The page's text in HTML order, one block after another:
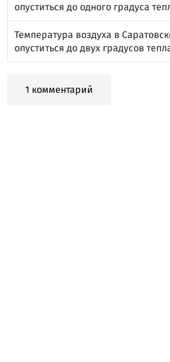
опуститься до одного градуса
Температура воздуха в
опуститься до двух градусов
1 комментарий